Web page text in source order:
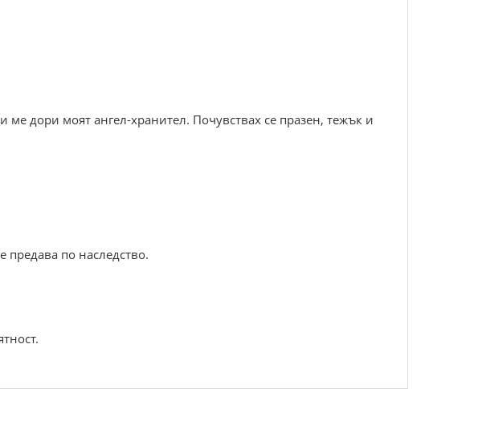
дори моят ангел-хранител. Почувствах се празен, тежък и
по наследство.